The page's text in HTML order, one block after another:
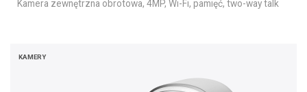
Kamera zewnętrzna obrotowa, 4MP, Wi-Fi, pamięć, two-way talk
KAMERY